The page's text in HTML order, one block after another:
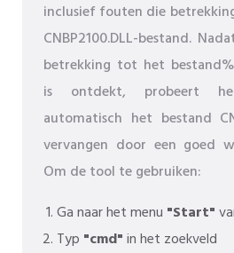
inclusief fouten die
CNBP2100.DLL-bestand.
betrekking tot het
is ontdekt, probeert
automatisch het bestand
vervangen door een goed
Om de tool te gebruiken:
Ga naar het menu "Start"
Typ "cmd"in het zoekveld